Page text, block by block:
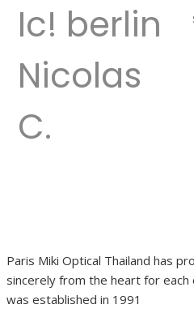
Ic! berlin
Nicolas
C.
Paris Miki Optical Thailand has
sincerely from the heart for
was established in 1991